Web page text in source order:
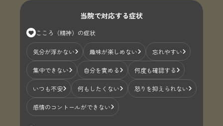
当院で対応する症状
こころ（精神）の症状
気分が浮かない 趣味が楽しめない 忘れやすい
集中できない 自分を責める 何度も確認する
いつも不安 何もしたくない 怒りを抑えられない
感情のコントールができない